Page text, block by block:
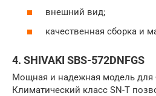
внешний вид;
качественная сборка и
4. SHIVAKI SBS-572DNFGS
Мощная и надежная модель для
Климатический класс SN-T